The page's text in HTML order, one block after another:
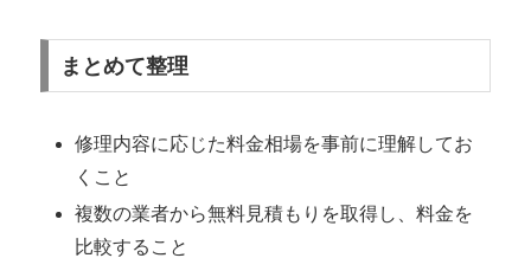
まとめて整理
修理内容に応じた料金相場を事前に理解してお
くこと
複数の業者から無料見積もりを取得し、料金を
比較すること